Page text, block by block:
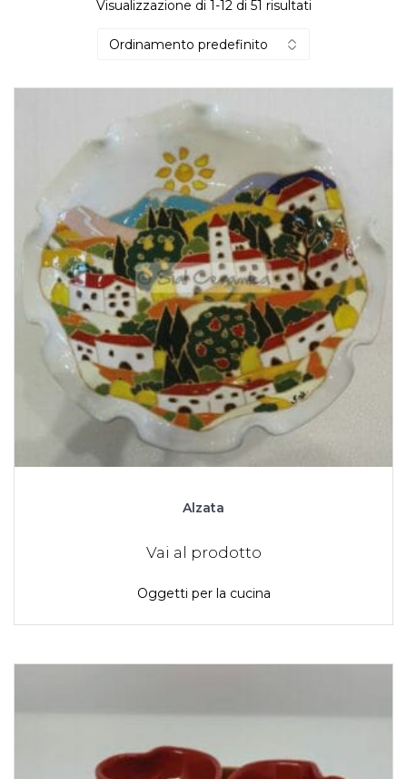
Visualizzazione di 1-12 di 51 risultati
Alzata
Vai al prodotto
Oggetti per la cucina